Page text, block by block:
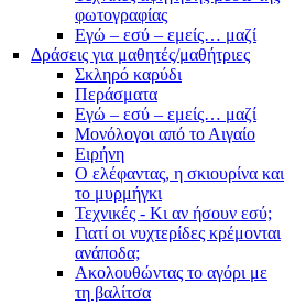
φωτογραφίας
Εγώ – εσύ – εμείς… μαζί
Δράσεις για μαθητές/μαθήτριες
Σκληρό καρύδι
Περάσματα
Εγώ – εσύ – εμείς… μαζί
Μονόλογοι από το Αιγαίο
Ειρήνη
Ο ελέφαντας, η σκιουρίνα και
το μυρμήγκι
Τεχνικές - Κι αν ήσουν εσύ;
Γιατί οι νυχτερίδες κρέμονται
ανάποδα;
Ακολουθώντας το αγόρι με
τη βαλίτσα